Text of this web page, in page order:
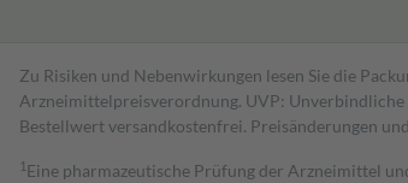
Zu Risiken und Nebenwirkungen lesen Sie die
Arzneimittelpreisverordnung. UVP: Unverbindliche
Bestell­wert versand­kosten­frei. Preisänderungen
1 Eine pharmazeutische Prüfung der Arzneimittel